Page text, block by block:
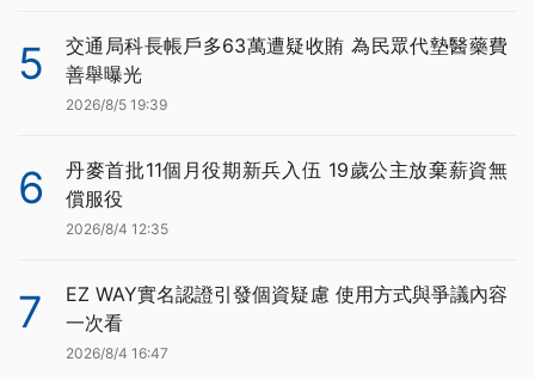
5
交通局科長帳戶多63萬遭疑收賄 為民眾代墊醫藥費
善舉曝光
2026/8/5 19:39
6
丹麥首批11個月役期新兵入伍 19歲公主放棄薪資無
償服役
2026/8/4 12:35
7
EZ WAY實名認證引發個資疑慮 使用方式與爭議內容
一次看
2026/8/4 16:47